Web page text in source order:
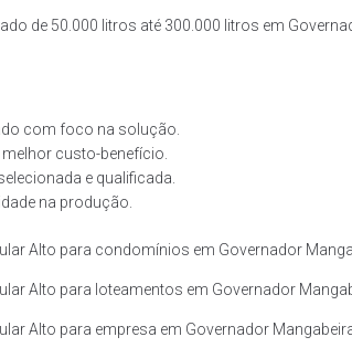
de 50.000 litros até 300.000 litros em
com foco na solução.
custo-benefício.
e qualificada.
na produção.
Alto para condomínios em Governador
Alto para loteamentos em Governador
Alto para empresa em Governador